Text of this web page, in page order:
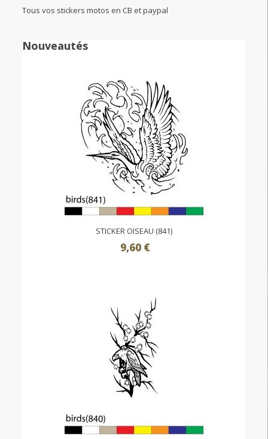
Tous vos stickers motos en CB et paypal
Nouveautés
STICKER OISEAU (841)
9,60 €